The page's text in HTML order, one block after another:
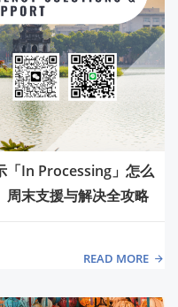
「In Processing」怎么
周末支援与解决全攻略
READ MORE